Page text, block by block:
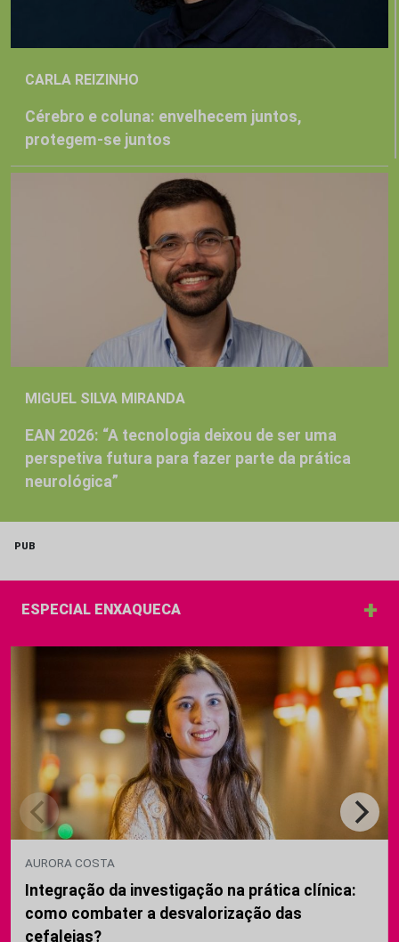
CARLA REIZINHO
Cérebro e coluna: envelhecem juntos,
protegem-se juntos
MIGUEL SILVA MIRANDA
EAN 2026: “A tecnologia deixou de ser uma
perspetiva futura para fazer parte da prática
neurológica”
PUB
ESPECIAL ENXAQUECA +
AURORA COSTA
Integração da investigação na prática clínica:
como combater a desvalorização das
cefaleias?